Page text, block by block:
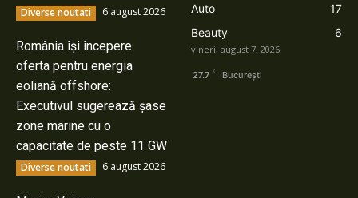
Diverse noutati 6 august 2026
România își începere
oferta pentru energia
eoliană offshore:
Executivul sugerează șase
zone marine cu o
capacitate de peste 11 GW
Diverse noutati 6 august 2026
Auto
17
Beauty
6
vineri, august 7, 2026
27.7 C București